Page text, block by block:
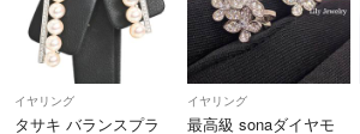
イヤリング
タサキ バランスプラ
イヤリング
最高級 sonaダイヤモ